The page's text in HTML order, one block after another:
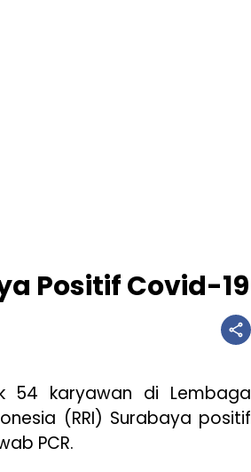
Positif Covid-19
54 karyawan di Lembaga
(RRI) Surabaya positif
PCR.